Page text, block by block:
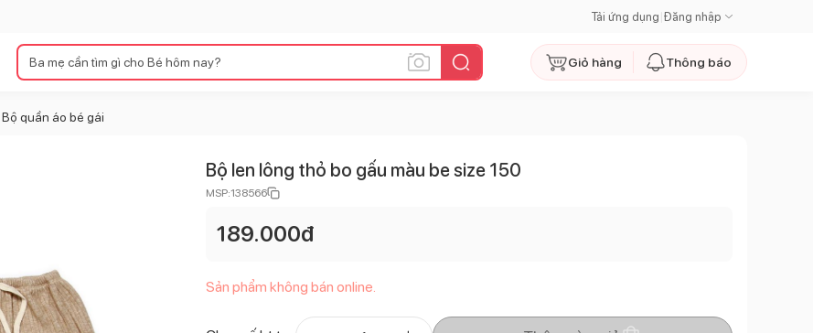
Tải ứng dụng Đăng nhập
Giỏ hàng Thông báo
Bộ quần áo bé gái
Bộ len lông thỏ bo gấu màu be size 150
MSP:138566
189.000đ
Sản phẩm không bán online.